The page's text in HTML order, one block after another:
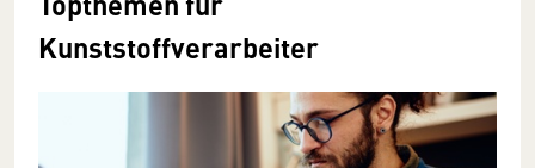
Kunststoffverarbeiter